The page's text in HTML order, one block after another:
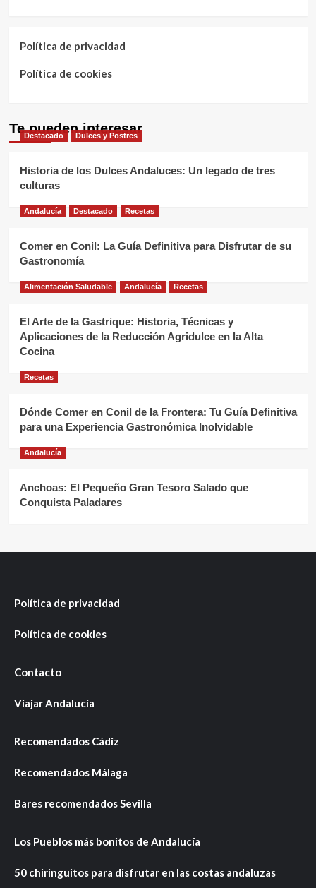
Política de privacidad
Política de cookies
Te pueden interesar
Destacado Dulces y Postres
Historia de los Dulces Andaluces: Un legado de tres
culturas
Andalucía Destacado Recetas
Comer en Conil: La Guía Definitiva para Disfrutar de su
Gastronomía
Alimentación Saludable Andalucía Recetas
El Arte de la Gastrique: Historia, Técnicas y
Aplicaciones de la Reducción Agridulce en la Alta
Cocina
Recetas
Dónde Comer en Conil de la Frontera: Tu Guía Definitiva
para una Experiencia Gastronómica Inolvidable
Andalucía
Anchoas: El Pequeño Gran Tesoro Salado que
Conquista Paladares
Política de privacidad
Política de cookies
Contacto
Viajar Andalucía
Recomendados Cádiz
Recomendados Málaga
Bares recomendados Sevilla
Los Pueblos más bonitos de Andalucía
50 chiringuitos para disfrutar en las costas andaluzas